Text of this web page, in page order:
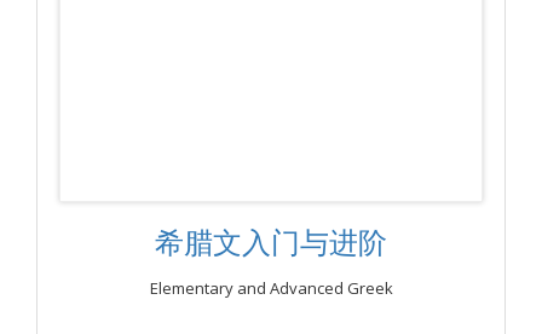
希腊文入门与进阶
Elementary and Advanced Greek